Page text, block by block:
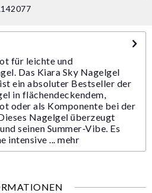
für leichte und
Das Kiara Sky Nagelgel
ein absoluter Bestseller der
in flächendeckendem,
oder als Komponente bei der
Nagelgel überzeugt
seinen Summer-Vibe. Es
intensive ... mehr